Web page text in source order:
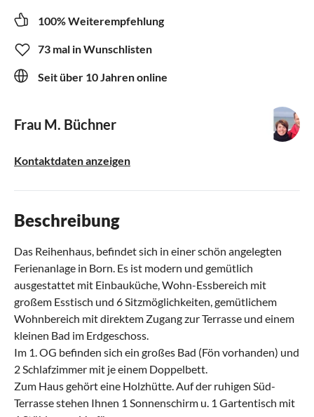
100% Weiterempfehlung
73 mal in Wunschlisten
Seit über 10 Jahren online
Frau M. Büchner
Kontaktdaten anzeigen
Beschreibung
Das Reihenhaus, befindet sich in einer schön angelegten
Ferienanlage in Born. Es ist modern und gemütlich
ausgestattet mit Einbauküche, Wohn-Essbereich mit
großem Esstisch und 6 Sitzmöglichkeiten, gemütlichem
Wohnbereich mit direktem Zugang zur Terrasse und einem
kleinen Bad im Erdgeschoss.
Im 1. OG befinden sich ein großes Bad (Fön vorhanden) und
2 Schlafzimmer mit je einem Doppelbett.
Zum Haus gehört eine Holzhütte. Auf der ruhigen Süd-
Terrasse stehen Ihnen 1 Sonnenschirm u. 1 Gartentisch mit